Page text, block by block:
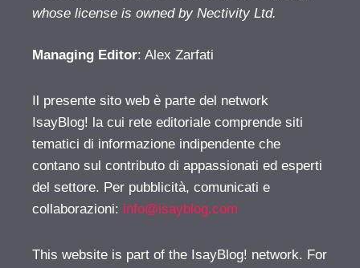
whose license is owned by Nectivity Ltd.
Managing Editor: Alex Zarfati
Il presente sito web è parte del network
IsayBlog! la cui rete editoriale comprende siti
tematici di informazione indipendente che
contano sul contributo di appassionati ed esperti
del settore. Per pubblicità, comunicati e
collaborazioni: info@isayblog.com
This website is part of the IsayBlog! network. For